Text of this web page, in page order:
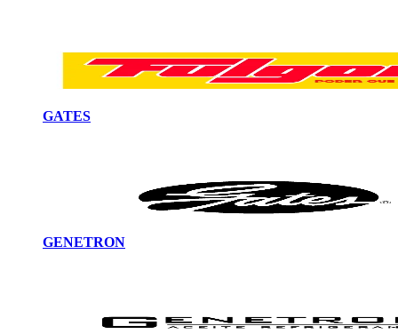
GATES
GENETRON